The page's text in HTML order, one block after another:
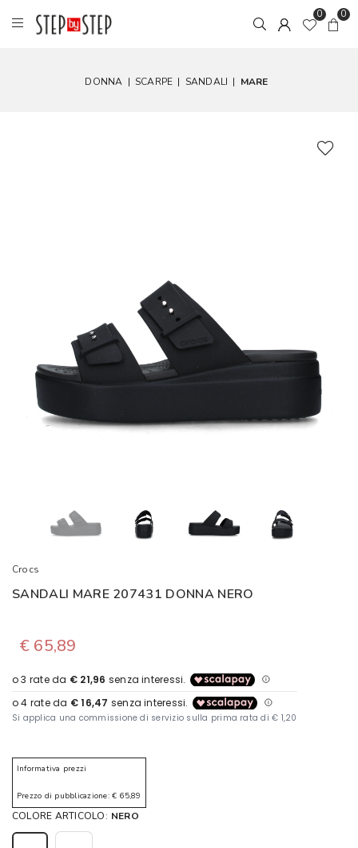
0 0
DONNA | SCARPE | SANDALI | MARE
Crocs
SANDALI MARE 207431 DONNA NERO
€ 65,89
Informativa prezzi
Prezzo di pubblicazione: € 65,89
COLORE ARTICOLO: NERO